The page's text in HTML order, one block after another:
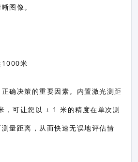
图像。
1000米
确决策的重要因素。内置激光测距
，可让您以 ± 1 米的精度在单次测
量距离，从而快速无误地评估情